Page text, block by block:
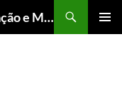
ER Consultoria Gestão de Informação e Memória Institucional